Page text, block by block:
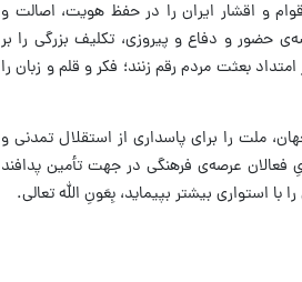
و اقشار ایران را در حفظ هویت، اصالت و
حضور و دفاع و پیروزی، تکلیف بزرگی را بر
بعثت مردم رقم زنند؛ فکر و قلم و زبان را
ملت را برای پاسداری از استقلال تمدنی و
فعالان عرصه‌ی فرهنگی در جهت تأمین پدافند
با استواری بیشتر بپیماید، بِعَون‌ِ الله تعالی.